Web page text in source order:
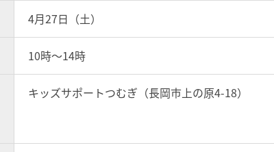
4月27日（土）
10時～14時
キッズサポートつむぎ（長岡市上の原4-18）